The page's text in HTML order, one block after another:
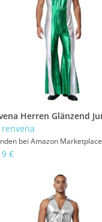
renvena
bei Amazon Marketplace
€